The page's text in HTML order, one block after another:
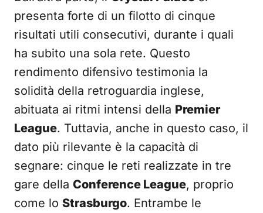
presenta forte di un filotto di cinque
risultati utili consecutivi, durante i quali
ha subito una sola rete. Questo
rendimento difensivo testimonia la
solidità della retroguardia inglese,
abituata ai ritmi intensi della Premier
League. Tuttavia, anche in questo caso, il
dato più rilevante è la capacità di
segnare: cinque le reti realizzate in tre
gare della Conference League, proprio
come lo Strasburgo. Entrambe le